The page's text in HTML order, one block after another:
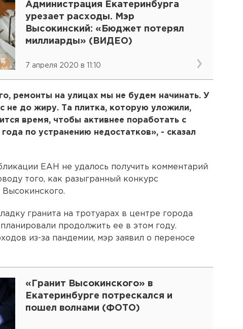
Администрация Екатеринбурга
урезает расходы. Мэр
Высокинский: «Бюджет потерял
миллиарды» (ВИДЕО)
7 апреля 2020 в 11:10
ремонты на улицах мы не будем начинать. У
не до жиру. Та плитка, которую уложили,
время, чтобы активнее поработать с
по устранению недостатков», - сказал
ЕАН не удалось получить комментарий
того, как разыгранный конкурс
Высокинского.
гранита на тротуарах в центре города
продолжить ее в этом году.
из-за пандемии, мэр заявил о переносе
«Гранит Высокинского» в
Екатеринбурге потрескался и
пошел волнами (ФОТО)